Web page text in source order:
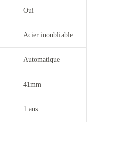
Oui
Acier inoubliable
Automatique
41mm
1 ans